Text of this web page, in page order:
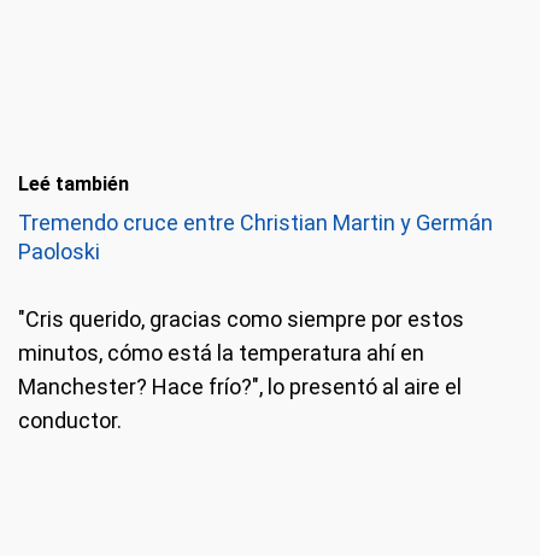
Leé también
Tremendo cruce entre Christian Martin y Germán
Paoloski
"Cris querido, gracias como siempre por estos
minutos, cómo está la temperatura ahí en
Manchester? Hace frío?", lo presentó al aire el
conductor.